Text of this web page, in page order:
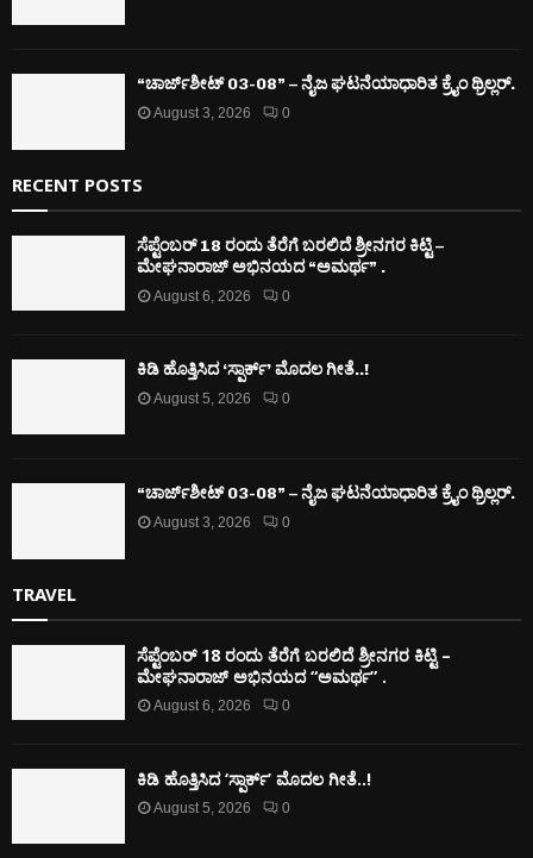
“ಚಾರ್ಜ್‌ಶೀಟ್ 03-08” – ನೈಜ ಘಟನೆಯಾಧಾರಿತ ಕ್ರೈಂ ಥ್ರಿಲ್ಲರ್.
August 3, 2026 0
RECENT POSTS
ಸೆಪ್ಟೆಂಬರ್ 18 ರಂದು ತೆರೆಗೆ ಬರಲಿದೆ ಶ್ರೀನಗರ ಕಿಟ್ಟಿ –
ಮೇಘನಾರಾಜ್ ಅಭಿನಯದ “ಅಮರ್ಥ” .
August 6, 2026 0
ಕಿಡಿ‌‌ ಹೊತ್ತಿಸಿದ ‘ಸ್ಪಾರ್ಕ್’ ಮೊದಲ‌ ಗೀತೆ..!
August 5, 2026 0
“ಚಾರ್ಜ್‌ಶೀಟ್ 03-08” – ನೈಜ ಘಟನೆಯಾಧಾರಿತ ಕ್ರೈಂ ಥ್ರಿಲ್ಲರ್.
August 3, 2026 0
TRAVEL
ಸೆಪ್ಟೆಂಬರ್ 18 ರಂದು ತೆರೆಗೆ ಬರಲಿದೆ ಶ್ರೀನಗರ ಕಿಟ್ಟಿ –
ಮೇಘನಾರಾಜ್ ಅಭಿನಯದ “ಅಮರ್ಥ” .
August 6, 2026 0
ಕಿಡಿ‌‌ ಹೊತ್ತಿಸಿದ ‘ಸ್ಪಾರ್ಕ್’ ಮೊದಲ‌ ಗೀತೆ..!
August 5, 2026 0